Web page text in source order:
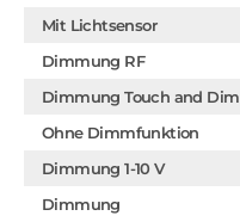
Mit Lichtsensor
Dimmung RF
Dimmung Touch and Dim
Ohne Dimmfunktion
Dimmung 1-10 V
Dimmung